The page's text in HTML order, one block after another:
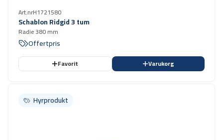
Art.nrH1721580
Schablon Ridgid 3 tum
Radie 380 mm
Offertpris
Favorit Varukorg
Hyrprodukt
Hyrprodukt